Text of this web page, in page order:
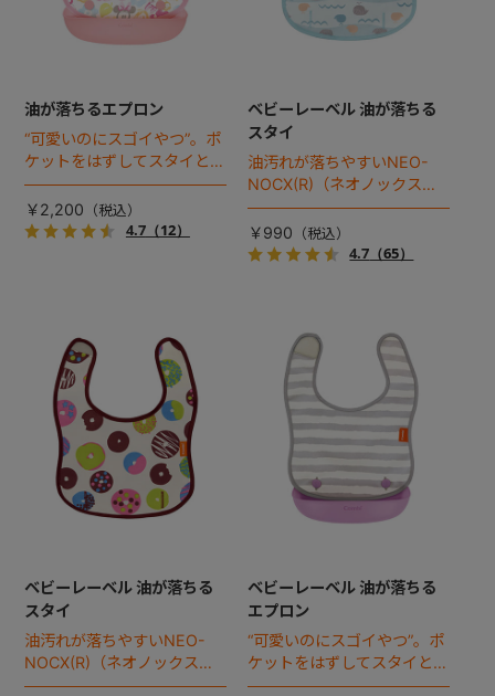
油が落ちるエプロン
“可愛いのにスゴイやつ”。ポ
ケットをはずしてスタイとし
ても使えるコンパクトエプロ
ンにディズニーキャラクター
も仲間入り。油汚れが落ちや
￥2,200
4.7（12）
ベビーレーベル 油が落ちる
スタイ
油汚れが落ちやすいNEO-
NOCX(R)（ネオノックス）
加工を採用。油が落ちるエプ
ロンの洗い替えとしても人気
のスタイに新色登場！
￥990
4.7 （65）
ベビーレーベル 油が落ちる
スタイ
油汚れが落ちやすいNEO-
NOCX(R)（ネオノックス）
加工を採用。油が落ちるエプ
ベビーレーベル 油が落ちる
エプロン
“可愛いのにスゴイやつ”。ポ
ケットをはずしてスタイとし
ても使えるコンパクトエプロ